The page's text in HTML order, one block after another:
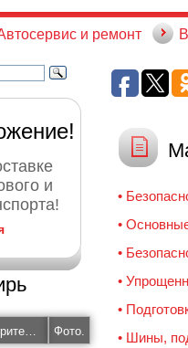
и ремонт
и
Новогодний благотворительный аукцион ХК «Сибирь»! Фото.
•
•
•
•
•
• Шины,